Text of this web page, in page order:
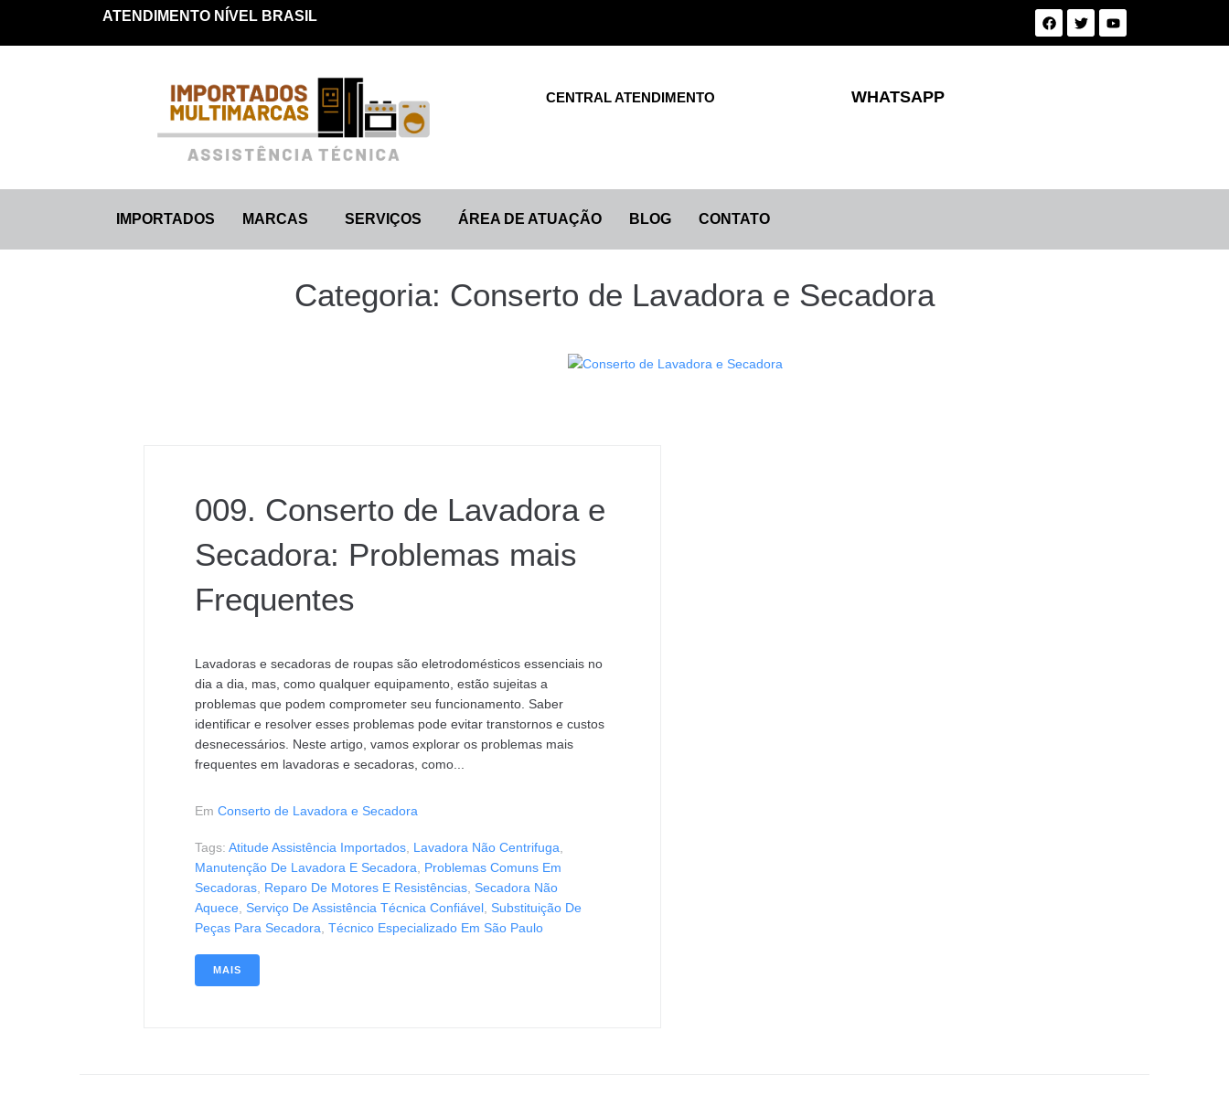
ATENDIMENTO NÍVEL BRASIL
CENTRAL ATENDIMENTO WHATSAPP
IMPORTADOS MARCAS SERVIÇOS ÁREA DE ATUAÇÃO BLOG CONTATO
Categoria: Conserto de Lavadora e Secadora
009. Conserto de Lavadora e
Secadora: Problemas mais
Frequentes
Lavadoras e secadoras de roupas são eletrodomésticos essenciais no
dia a dia, mas, como qualquer equipamento, estão sujeitas a
problemas que podem comprometer seu funcionamento. Saber
identificar e resolver esses problemas pode evitar transtornos e custos
desnecessários. Neste artigo, vamos explorar os problemas mais
frequentes em lavadoras e secadoras, como...
EmConserto de Lavadora e Secadora
Tags:Atitude Assistência Importados Lavadora Não Centrifuga
Manutenção De Lavadora E Secadora
Problemas Comuns Em
Secadoras Reparo De Motores E Resistências ,Secadora Não
Aquece ,Serviço De Assistência Técnica Confiável ,Substituição De
Peças Para Secadora ,Técnico Especializado Em São Paulo
MAIS